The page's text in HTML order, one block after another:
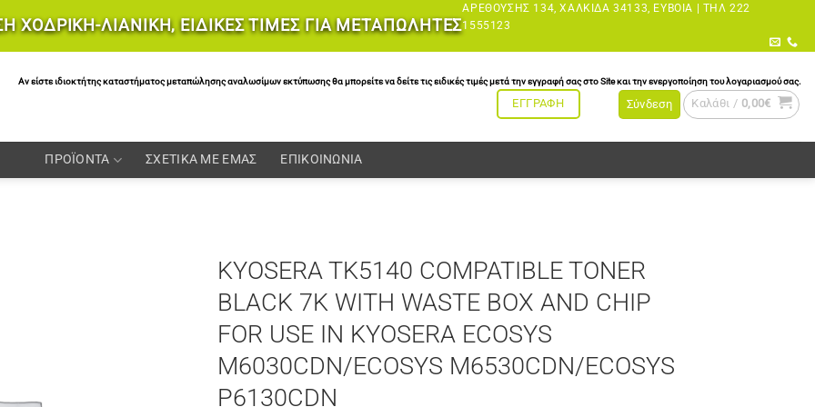
ΧΟΔΡΙΚΗ-ΛΙΑΝΙΚΗ, ΕΙΔΙΚΕΣ ΤΙΜΕΣ ΓΙΑ ΜΕΤΑΠΩΛΗΤΕΣ
ΑΡΕΘΟΎΣΗΣ 134, ΧΑΛΚΊΔΑ 34133, ΕΎΒΟΙΑ | ΤΗΛ 222
1555123
Αν είστε ιδιοκτήτης καταστήματος μεταπώλησης αναλωσίμων εκτύπωσης θα μπορείτε να δείτε τις ειδικές τιμές μετά την εγγραφή σας στο Site και την ενεργοποίηση του λογαριασμού σας.
ΕΓΓΡΑΦΗ Σύνδεση Καλάθι / 0,00€
ΠΡΟΪΟΝΤΑ ΣΧΕΤΙΚΑ ΜΕ ΕΜΑΣ ΕΠΙΚΟΙΝΩΝΙΑ
KYOSERA TK5140 COMPATIBLE TONER
BLACK 7K WITH WASTE BOX AND CHIP
FOR USE IN KYOSERA ECOSYS
M6030CDN/ECOSYS M6530CDN/ECOSYS
P6130CDN